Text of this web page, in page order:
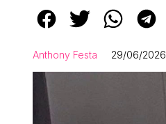
Anthony Festa 29/06/2026